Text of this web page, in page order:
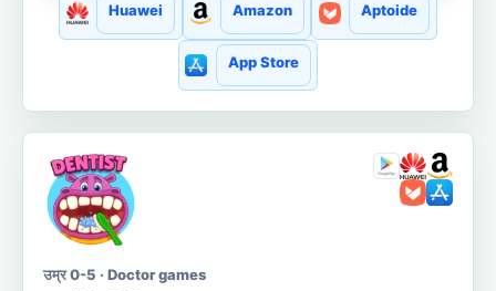
Huawei Amazon Aptoide
App Store
उम्र 0-5 · Doctor games